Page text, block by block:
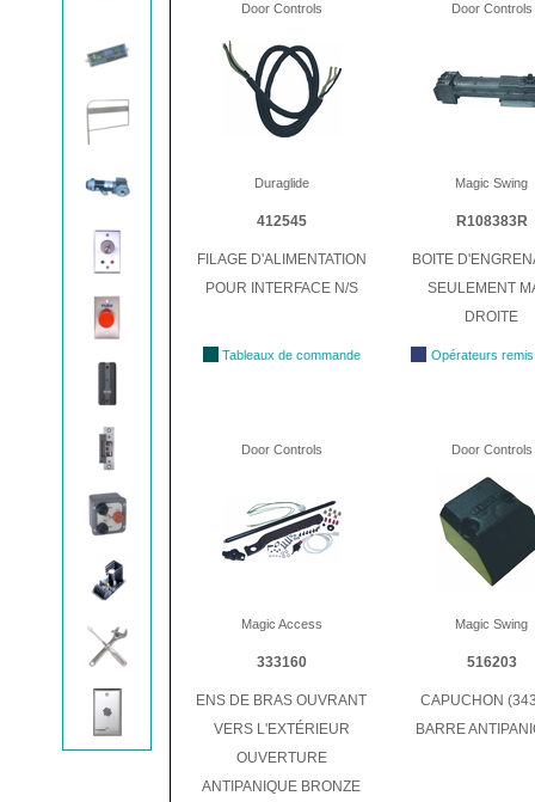
Door Controls Door Controls
Duraglide Magic Swing
412545 R108383R
FILAGE D'ALIMENTATION
POUR INTERFACE N/S
BOITE
SEULEMENT
DROITE
Tableaux de commande Opérateurs
Door Controls Door Controls
Magic Access Magic Swing
333160 516203
ENS DE BRAS OUVRANT
VERS L'EXTÉRIEUR
OUVERTURE
ANTIPANIQUE BRONZE
CAPUCHON
BARRE